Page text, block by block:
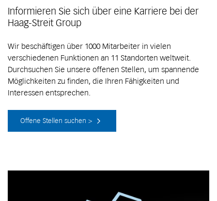
Informieren Sie sich über eine Karriere bei der
Haag-Streit Group
Wir beschäftigen über 1000 Mitarbeiter in vielen
verschiedenen Funktionen an 11 Standorten weltweit.
Durchsuchen Sie unsere offenen Stellen, um spannende
Möglichkeiten zu finden, die Ihren Fähigkeiten und
Interessen entsprechen.
Offene Stellen suchen >